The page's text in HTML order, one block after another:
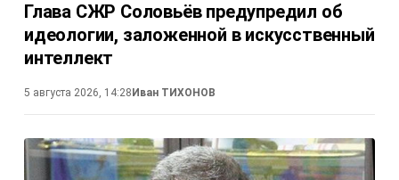
Глава СЖР Соловьёв предупредил об
идеологии, заложенной в искусственный
интеллект
5 августа 2026, 14:28 Иван ТИХОНОВ